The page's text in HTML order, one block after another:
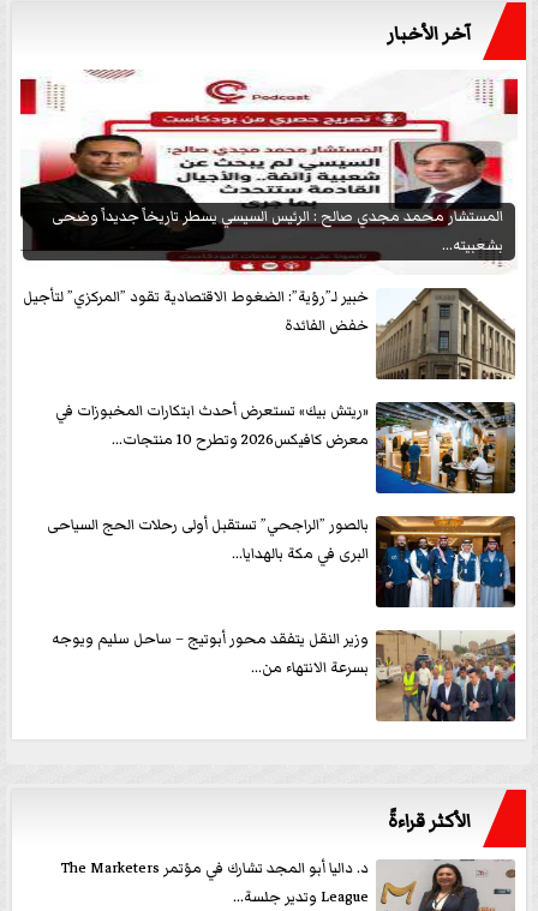
آخر الأخبار
المستشار محمد مجدي صالح : الرئيس السيسي يسطر تاريخاً جديداً وضحى
بشعبيته...
خبير لـ”رؤية”: الضغوط الاقتصادية تقود ”المركزي” لتأجيل
خفض الفائدة
«ريتش بيك» تستعرض أحدث ابتكارات المخبوزات في
معرض كافيكس2026 وتطرح 10 منتجات...
بالصور ”الراجحي” تستقبل أولى رحلات الحج السياحى
البرى في مكة بالهدايا...
وزير النقل يتفقد محور أبوتيج – ساحل سليم ويوجه
بسرعة الانتهاء من...
الأكثر قراءةً
د. داليا أبو المجد تشارك في مؤتمر The Marketers
League وتدير جلسة...